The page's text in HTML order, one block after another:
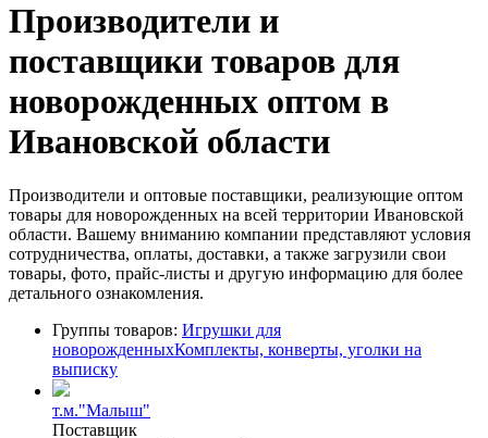
Производители и
поставщики товаров для
новорожденных оптом в
Ивановской области
Производители и оптовые поставщики, реализующие оптом
товары для новорожденных на всей территории Ивановской
области. Вашему вниманию компании представляют условия
сотрудничества, оплаты, доставки, а также загрузили свои
товары, фото, прайс-листы и другую информацию для более
детального ознакомления.
Группы товаров: Игрушки для
новорожденныхКомплекты, конверты, уголки на
выписку
т.м."Малыш"
Поставщик